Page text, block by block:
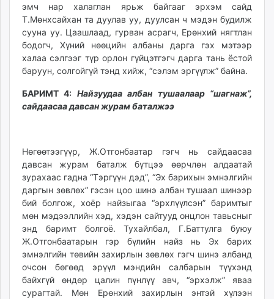
эмч нар халаглан ярьж байгааг эрхэм сайд
Т.Мөнхсайхан та дуулав уу, дуулсан ч мэдэн будилж
сууна уу. Цаашлаад, гурван асрагч, Ерөнхий нягтлан
бодогч, Хүний нөөцийн албаны дарга гэх мэтээр
халаа сэлгээг түр орлон гүйцэтгэгч дарга тань ёстой
баруун, солгойгүй тэнд хийж, “сэлэм эргүүлж” байна.
БАРИМТ 4: Найзуудаа албан тушаалаар “шагнаж”,
сайдаасаа давсан журам баталжээ
Нөгөөтээгүүр, Ж.Отгонбаатар гэгч нь сайдаасаа
давсан журам баталж бүтцээ өөрчлөн алдаатай
зурахаас гадна “Тэргүүн дэд”, “Эх барихын эмнэлгийн
даргын зөвлөх” гэсэн цоо шинэ албан тушаал шинээр
бий болгож, хоёр найзыгаа “эрхлүүлсэн” баримтыг
мөн мэдээллийн хэд, хэдэн сайтууд онцлон тавьсныг
энд баримт болгоё. Тухайлбал, Г.Баттулга буюу
Ж.Отгонбаатарын гэр бүлийн найз нь Эх барих
эмнэлгийн төвийн захирлын зөвлөх гэгч шинэ албанд
очсон бөгөөд эрүүл мэндийн салбарын түүхэнд
байхгүй өндөр цалин пүнлүү авч, “эрхэлж” яваа
сурагтай. Мөн Ерөнхий захирлын энтэй хүлээн